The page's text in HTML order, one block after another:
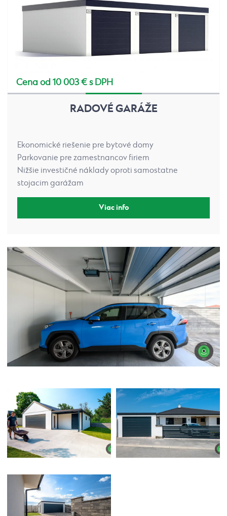
Cena od 10 003 € s DPH
RADOVÉ GARÁŽE
Ekonomické riešenie pre bytové domy
Parkovanie pre zamestnancov firiem
Nižšie investičné náklady oproti samostatne
stojacim garážam
Viac info